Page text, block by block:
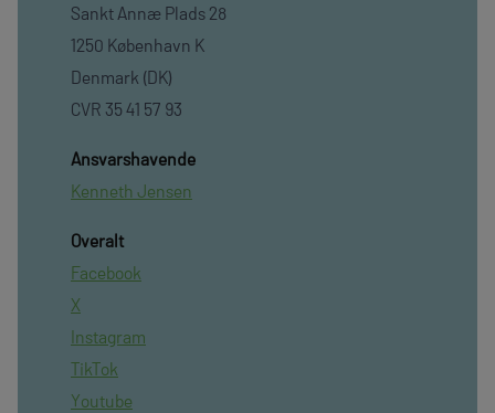
Sankt Annæ Plads 28
1250 København K
Denmark (DK)
CVR 35 41 57 93
Ansvarshavende
Kenneth Jensen
Overalt
Facebook
X
Instagram
TikTok
Youtube